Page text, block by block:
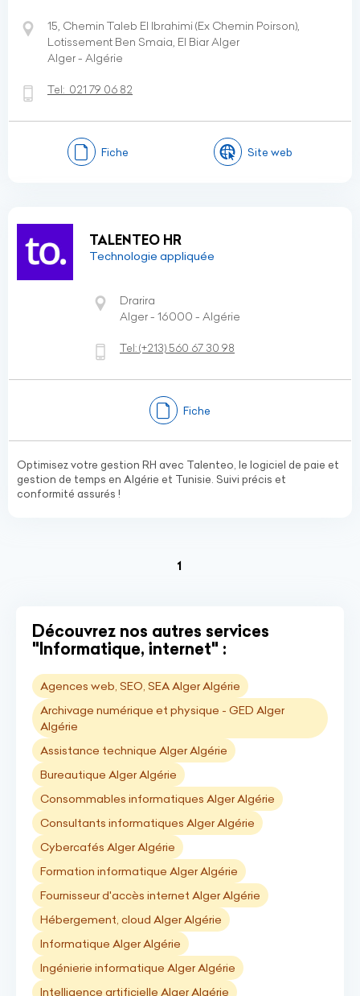
15, Chemin Taleb El Ibrahimi (Ex Chemin Poirson),
Lotissement Ben Smaia, El Biar Alger
Alger - Algérie
Tel: 021 79 06 82
Fiche Site web
TALENTEO HR
Technologie appliquée
Drarira
Alger - 16000 - Algérie
Tel:(+213) 560 67 30 98
Fiche
Optimisez votre gestion RH avec Talenteo, le logiciel de paie et
gestion de temps en Algérie et Tunisie. Suivi précis et
conformité assurés !
1
Découvrez nos autres services
"Informatique, internet" :
Agences web, SEO, SEA Alger Algérie
Archivage numérique et physique - GED Alger
Algérie
Assistance technique Alger Algérie
Bureautique Alger Algérie
Consommables informatiques Alger Algérie
Consultants informatiques Alger Algérie
Cybercafés Alger Algérie
Formation informatique Alger Algérie
Fournisseur d'accès internet Alger Algérie
Hébergement, cloud Alger Algérie
Informatique Alger Algérie
Ingénierie informatique Alger Algérie
Intelligence artificielle Alger Algérie